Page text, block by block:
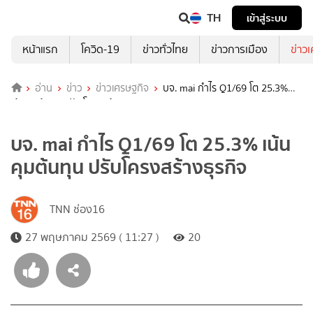
TH
เข้าสู่ระบบ
หน้าแรก
โควิด-19 ข่าวทั่วไทย ข่าวการเมือง ข่าว
อ่าน ข่าว ข่าวเศรษฐกิจ
บจ. mai กำไร Q1/69 โต 25.3%
เน้นคุมต้นทุน ปรับโครงสร้างธุรกิจ
บจ. mai กำไร Q1/69 โต 25.3% เน้น
คุมต้นทุน ปรับโครงสร้างธุรกิจ
TNN ช่อง16
27 พฤษภาคม 2569 ( 11:27 )
20